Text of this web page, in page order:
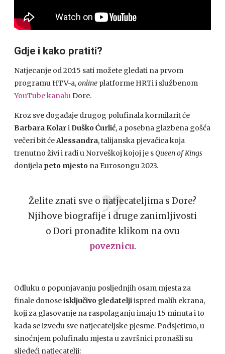
Gdje i kako pratiti?
Natjecanje od 20:15 sati možete gledati na prvom
programu HTV-a,online platforme HRTi i službenom
YouTube kanalu Dore.
Kroz sve događaje drugog polufinala kormilarit će
Barbara Kolari Duško Ćurlić, a posebna glazbena gošća
večeri bit ćeAlessandra, talijanska pjevačica koja
trenutno živi i radi u Norveškoj kojoj je sQueen of Kings
donijela peto mjesto na Eurosongu 2023.
Želite znati sve o natjecateljima s Dore?
Njihove biografije i druge zanimljivosti
o Dori pronađite klikom na ovu
poveznicu.
Odluku o popunjavanju posljednjih osam mjesta za
finale donoseisključivo gledateljiispred malih ekrana,
koji za glasovanje na raspolaganju imaju 15 minuta i to
kada se izvedu sve natjecateljske pjesme. Podsjetimo, u
sinoćnjem polufinalu mjesta u završnici pronašli su
sljedeći natjecatelji: